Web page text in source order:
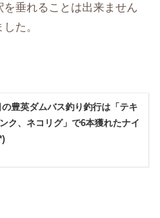
垂れることは出来ません
た。
の豊英ダムバス釣り釣行は「テキ
ク、ネコリグ」で6本獲れたナイ